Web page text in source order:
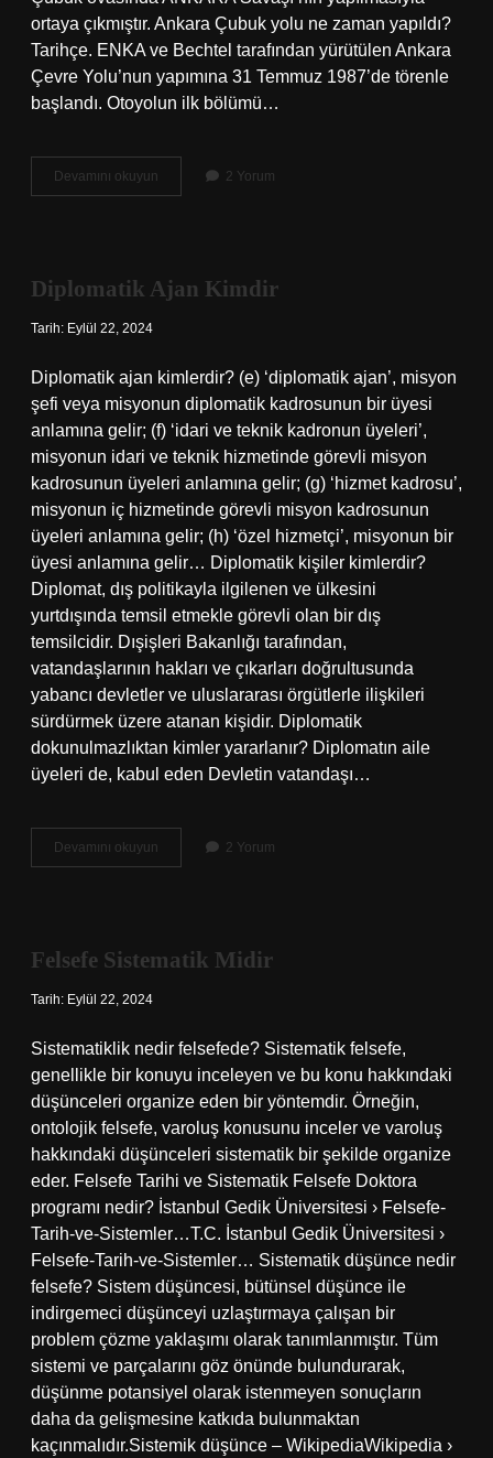
ortaya çıkmıştır. Ankara Çubuk yolu ne zaman yapıldı?
Tarihçe. ENKA ve Bechtel tarafından yürütülen Ankara
Çevre Yolu’nun yapımına 31 Temmuz 1987’de törenle
başlandı. Otoyolun ilk bölümü…
Devamını okuyun
Ovası
2 Yorum
Diplomatik Ajan Kimdir
Tarih: Eylül 22, 2024
Diplomatik ajan kimlerdir? (e) ‘diplomatik ajan’, misyon
şefi veya misyonun diplomatik kadrosunun bir üyesi
anlamına gelir; (f) ‘idari ve teknik kadronun üyeleri’,
misyonun idari ve teknik hizmetinde görevli misyon
kadrosunun üyeleri anlamına gelir; (g) ‘hizmet kadrosu’,
misyonun iç hizmetinde görevli misyon kadrosunun
üyeleri anlamına gelir; (h) ‘özel hizmetçi’, misyonun bir
üyesi anlamına gelir… Diplomatik kişiler kimlerdir?
Diplomat, dış politikayla ilgilenen ve ülkesini
yurtdışında temsil etmekle görevli olan bir dış
temsilcidir. Dışişleri Bakanlığı tarafından,
vatandaşlarının hakları ve çıkarları doğrultusunda
yabancı devletler ve uluslararası örgütlerle ilişkileri
sürdürmek üzere atanan kişidir. Diplomatik
dokunulmazlıktan kimler yararlanır? Diplomatın aile
üyeleri de, kabul eden Devletin vatandaşı…
Devamını okuyun Diplomatik
Ajan
2 Yorum
Felsefe Sistematik Midir
Tarih: Eylül 22, 2024
Sistematiklik nedir felsefede? Sistematik felsefe,
genellikle bir konuyu inceleyen ve bu konu hakkındaki
düşünceleri organize eden bir yöntemdir. Örneğin,
ontolojik felsefe, varoluş konusunu inceler ve varoluş
hakkındaki düşünceleri sistematik bir şekilde organize
eder. Felsefe Tarihi ve Sistematik Felsefe Doktora
programı nedir? İstanbul Gedik Üniversitesi › Felsefe-
Tarih-ve-Sistemler…T.C. İstanbul Gedik Üniversitesi ›
Felsefe-Tarih-ve-Sistemler… Sistematik düşünce nedir
felsefe? Sistem düşüncesi, bütünsel düşünce ile
indirgemeci düşünceyi uzlaştırmaya çalışan bir
problem çözme yaklaşımı olarak tanımlanmıştır. Tüm
sistemi ve parçalarını göz önünde bulundurarak,
düşünme potansiyel olarak istenmeyen sonuçların
daha da gelişmesine katkıda bulunmaktan
kaçınmalıdır.Sistemik düşünce – WikipediaWikipedia ›